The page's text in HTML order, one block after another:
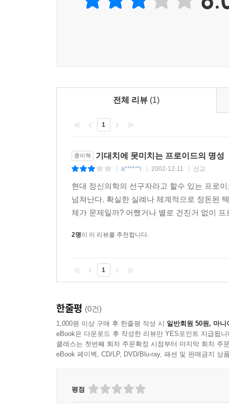
전체 리뷰 (1)
1
종이책 기대치에 못미치는 프로이드의 명성
a******i 2002-12-11 신고
현대 정신의학의 선구자라고 할수 있는 프로
넘쳐난다. 확실한 실례나 체계적으로 정돈된
체가 문제일까? 어쨌거나 별로 건진거 없이
2명이 이 리뷰를 추천합니다.
1
한줄평 (0건)
1,000원 이상 구매 후 한줄평 작성 시 일반회원 50원, 마니
eBook은 다운로드 후 작성한 리뷰만 YES포인트 지급됩니
클래스는 첫번째 회차 주문확정 시점부터 마지막 회차 주
eBook 페이백, CD/LP, DVD/Blu-ray, 패션 및 판매금지 상
평점